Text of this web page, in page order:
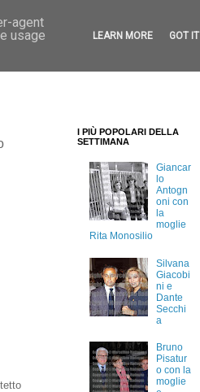
I PIÙ POPOLARI DELLA
SETTIMANA
Giancar
lo
Antogn
oni con
la
moglie
Rita Monosilio
Silvana
Giacobi
ni e
Dante
Secchi
a
Bruno
Pisatur
o con la
moglie
agent
usage
LEARN MORE GOT IT